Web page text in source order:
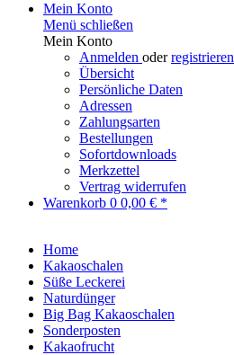
Mein Konto
Menü schließen
Mein Konto
Anmelden oderregistrieren
Übersicht
Persönliche Daten
Adressen
Zahlungsarten
Bestellungen
Sofortdownloads
Merkzettel
Vertrag widerrufen
Warenkorb 0 0,00 € *
Home
Kakaoschalen
Süße Leckerei
Naturdünger
Big Bag Kakaoschalen
Sonderposten
Kakaofrucht